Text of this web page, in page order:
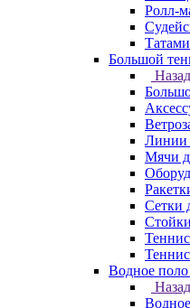
Ролл-
Татами
Большой
Назад
Линии
Мячи
Сетки
Водное поло
Назад